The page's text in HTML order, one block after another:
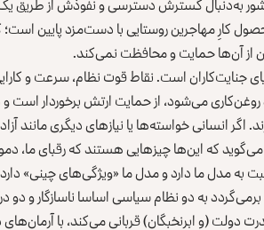
کارِ مهاجرین روستایی با دست‌مزد پایین است؛
از آن‌ها حمایت و محافظت نمی‌کند.
است. نقاط قوت نظام، سرعت و
می‌شود، از حمایت ارتش برخوردار است و
انسانی خواسته‌ها یا نیازهای دیگری مانند
که این‌ها چیزهایی هستند که رقبای ما،
به مدل ما دارد و مدل ما «ویژگی‌های چینی»
برمی‌گردد به دو نظام سیاسی اساسا ناسازگار و
(و ابرنخبگان) قربانی می‌کند، با آرمان‌های